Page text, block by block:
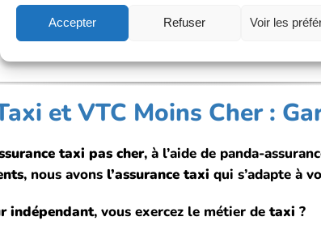
Accepter Refuser Voir les
VTC qui vous propose un comparatif
aux
et VTC Moins Cher :
taxi pas cher, à l’aide de panda-
, nous avons l’assurance taxi qui s’adapte à
indépendant, vous exercez le métier detaxi ?